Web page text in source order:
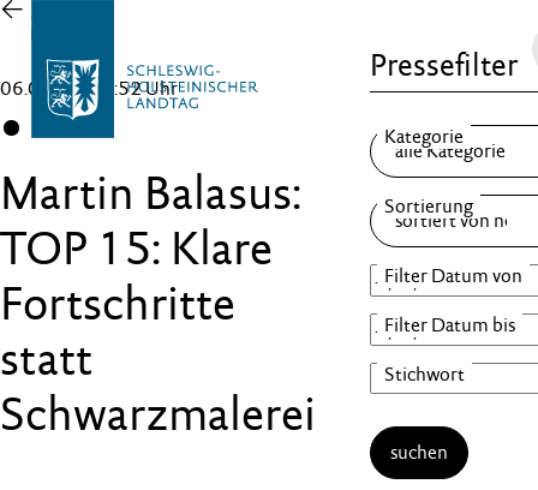
Zur
Übersicht
06.05.26 , 15:52 Uhr
Martin Balasus:
TOP 15: Klare
Fortschritte
statt
Schwarzmalerei
Pressefilter
suchen